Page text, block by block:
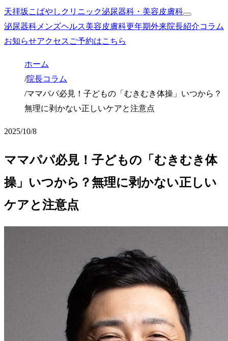
天拝坂こばやしクリニック泌尿器科・美容皮膚科
泌尿器科 メンズヘルス美容皮膚科更年期外来院長紹介コラム
お知らせアクセス ご予約はこちら
ホーム
/院長コラム
/ママパパ必見！子どもの「むきむき体操」いつから？
無理に剥かない正しいケアと注意点
2025/10/8
ママパパ必見！子どもの「むきむき体
操」いつから？無理に剥かない正しい
ケアと注意点